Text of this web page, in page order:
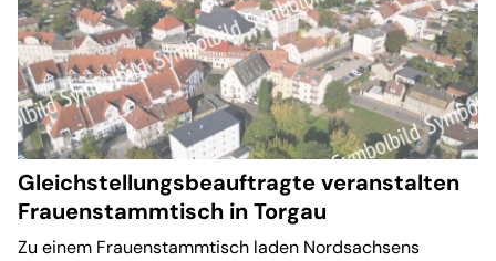
Gleichstellungsbeauftragte veranstalten
Frauenstammtisch in Torgau
Zu einem Frauenstammtisch laden Nordsachsens